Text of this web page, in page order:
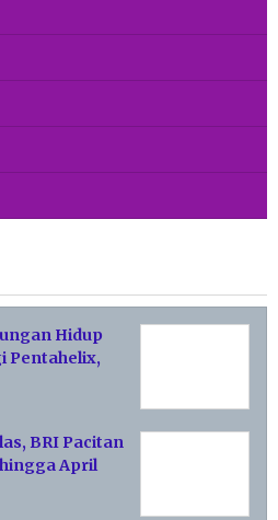
Hidup
Pentahelix,
BRI Pacitan
hingga April